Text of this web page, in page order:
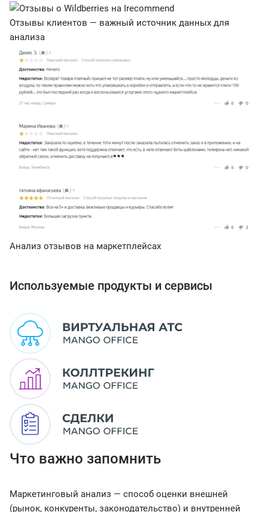
Отзывы клиентов — важный источник данных для
анализа
Анализ отзывов на маркетплейсах
Используемые продукты и сервисы
Что важно запомнить
Маркетинговый анализ — способ оценки внешней
(рынок, конкуренты, законодательство) и внутренней